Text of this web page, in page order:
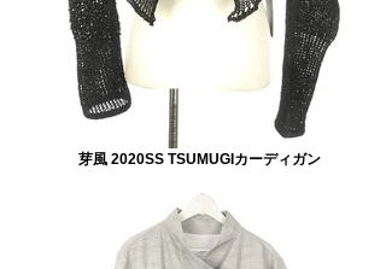
芽風 2020SS TSUMUGIカーディガン